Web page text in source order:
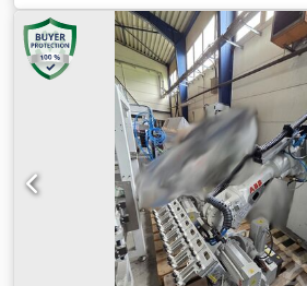
do braço:1 130 mm, Sem preço
ao licitante que oferecer o valor mais
robôs ABB IRB 360 (Flexpicker),
DETALHES TÉCNICOS Capacidade de
da área de trabalho: 1.130 mm
posição: 0,03 – 0,1 mm Precisão de
0,1 – 0,33 mm Dedpfeznh T Ejx Ac Ejck
MÁQUINA Peso: 120 kg Tensão da
Frequência da rede: 60 Hz Consumo
máxima: 0,477 kW Carga útil em ciclo
colocação: 1 kg Temperatura
Humidade relativa: máx. 95 % Nível